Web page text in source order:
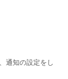
通知の設定をし